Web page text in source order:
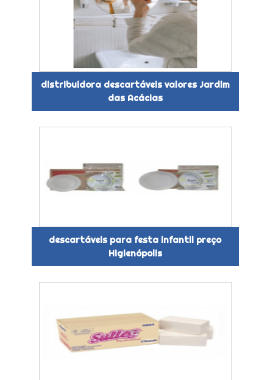
distribuidora descartáveis valores Jardim
das Acácias
descartáveis para festa infantil preço
Higienópolis